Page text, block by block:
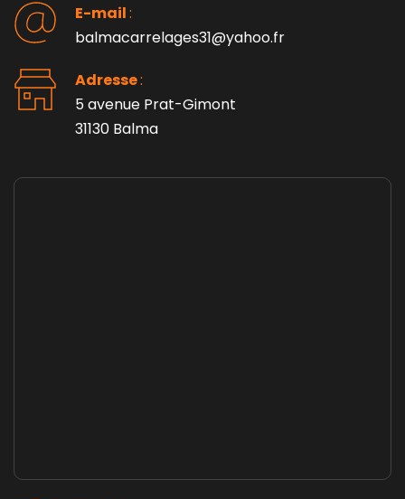
E-mail :
balmacarrelages31@yahoo.fr
Adresse :
5 avenue Prat-Gimont
31130 Balma